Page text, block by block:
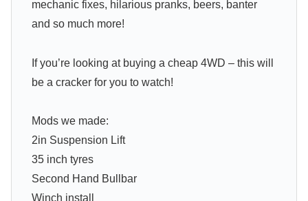
mechanic fixes, hilarious pranks, beers, banter
and so much more!
If you’re looking at buying a cheap 4WD – this will
be a cracker for you to watch!
Mods we made:
2in Suspension Lift
35 inch tyres
Second Hand Bullbar
Winch install